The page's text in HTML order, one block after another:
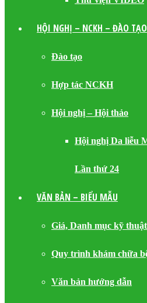
HỘI NGHỊ – NCKH – ĐÀO TẠO
Đào tạo
Hợp tác NCKH
Hội nghị – Hội thảo
Hội nghị Da liễu
Lần thứ 24
VĂN BẢN – BIỂU MẪU
Giá, Danh mục kỹ thuật
Quy trình khám chữa
Văn bản hướng dẫn